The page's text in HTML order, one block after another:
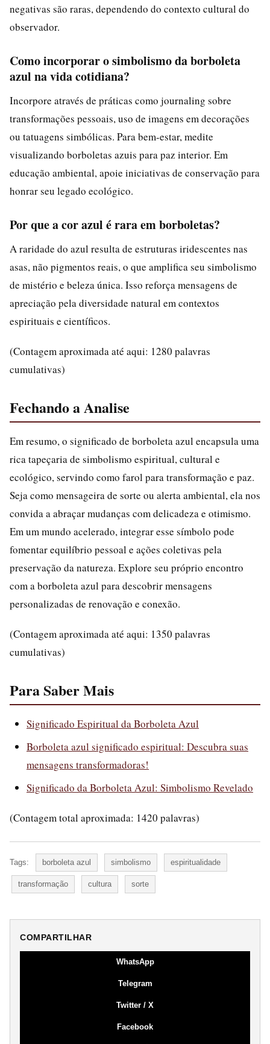
negativas são raras, dependendo do contexto cultural do
observador.
Como incorporar o simbolismo da borboleta
azul na vida cotidiana?
Incorpore através de práticas como journaling sobre
transformações pessoais, uso de imagens em decorações
ou tatuagens simbólicas. Para bem-estar, medite
visualizando borboletas azuis para paz interior. Em
educação ambiental, apoie iniciativas de conservação para
honrar seu legado ecológico.
Por que a cor azul é rara em borboletas?
A raridade do azul resulta de estruturas iridescentes nas
asas, não pigmentos reais, o que amplifica seu simbolismo
de mistério e beleza única. Isso reforça mensagens de
apreciação pela diversidade natural em contextos
espirituais e científicos.
(Contagem aproximada até aqui: 1280 palavras
cumulativas)
Fechando a Analise
Em resumo, o significado de borboleta azul encapsula uma
rica tapeçaria de simbolismo espiritual, cultural e
ecológico, servindo como farol para transformação e paz.
Seja como mensageira de sorte ou alerta ambiental, ela nos
convida a abraçar mudanças com delicadeza e otimismo.
Em um mundo acelerado, integrar esse símbolo pode
fomentar equilíbrio pessoal e ações coletivas pela
preservação da natureza. Explore seu próprio encontro
com a borboleta azul para descobrir mensagens
personalizadas de renovação e conexão.
(Contagem aproximada até aqui: 1350 palavras
cumulativas)
Para Saber Mais
Significado Espiritual da Borboleta Azul
Borboleta azul significado espiritual: Descubra suas
mensagens transformadoras!
Significado da Borboleta Azul: Simbolismo Revelado
(Contagem total aproximada: 1420 palavras)
Tags: borboleta azul simbolismo espiritualidade
transformação cultura sorte
COMPARTILHAR
WhatsApp
Telegram
Twitter / X
Facebook